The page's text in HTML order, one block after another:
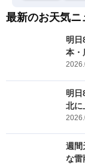
最新のお天気ニ
明
本・
明
北に
週
な雷